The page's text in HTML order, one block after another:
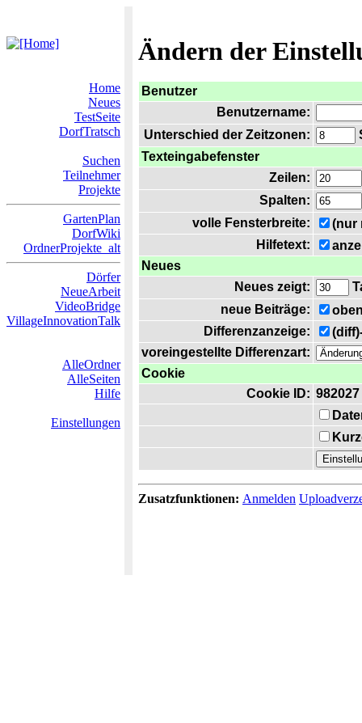
Ändern der
Home
Neues
TestSeite
DorfTratsch
Suchen
Teilnehmer
Projekte
GartenPlan
DorfWiki
OrdnerProjekte_alt
Dörfer
NeueArbeit
VideoBridge
VillageInnovationTalk
AlleOrdner
AlleSeiten
Hilfe
Einstellungen
Benutzer
Benutzername:
Unterschied der Zeitzonen:
Texteingabefenster
Zeilen:
Spalten:
volle Fensterbreite:
(nur
Hilfetext:
Neues
Neues zeigt:
neue Beiträge:
Differenzanzeige:
voreingestellte Differenzart:
Cookie
Cookie ID: 982027
Zusatzfunktionen: Anmelden